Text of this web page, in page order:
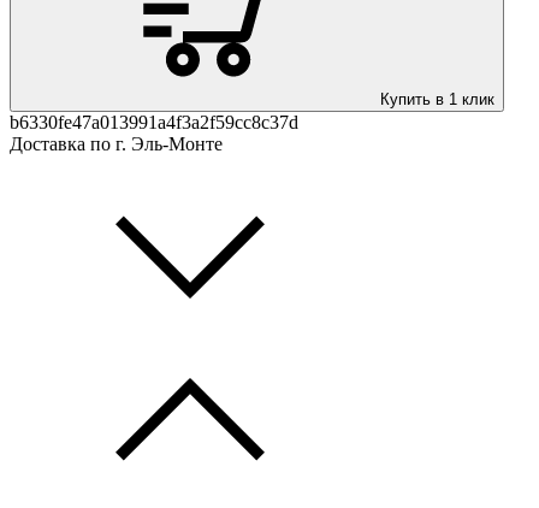
Купить в 1 клик
b6330fe47a013991a4f3a2f59cc8c37d
Доставка по г. Эль-Монте